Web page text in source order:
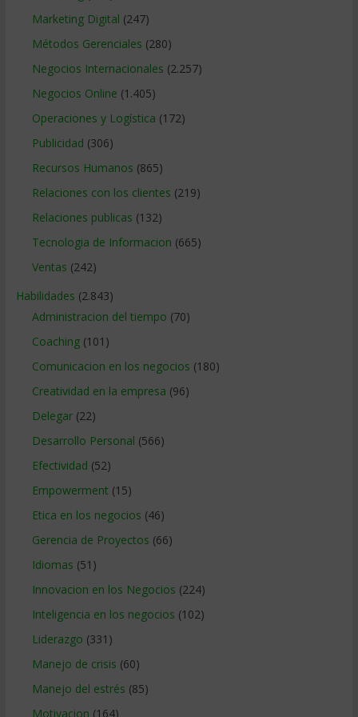
Marketing Digital (247)
Métodos Gerenciales (280)
Negocios Internacionales (2.257)
Negocios Online (1.405)
Operaciones y Logística (172)
Publicidad (306)
Recursos Humanos (865)
Relaciones con los clientes (219)
Relaciones publicas (132)
Tecnologia de Informacion (665)
Ventas (242)
Habilidades (2.843)
Administracion del tiempo (70)
Coaching(101)
Comunicacion en los negocios (180)
Creatividad en la empresa (96)
Delegar(22)
Desarrollo Personal (566)
Efectividad (52)
Empowerment (15)
Etica en los negocios (46)
Gerencia de Proyectos (66)
Idiomas (51)
Innovacion en los Negocios (224)
Inteligencia en los negocios (102)
Liderazgo (331)
Manejo de crisis (60)
Manejo del estrés (85)
Motivacion (164)